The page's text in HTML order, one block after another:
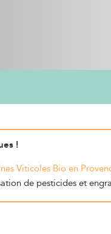
!
Viticoles Bio en
de pesticides et